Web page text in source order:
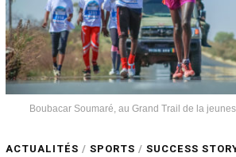
Boubacar Soumaré, au Grand Trail de la
ACTUALITÉS / SPORTS / SUCCESS